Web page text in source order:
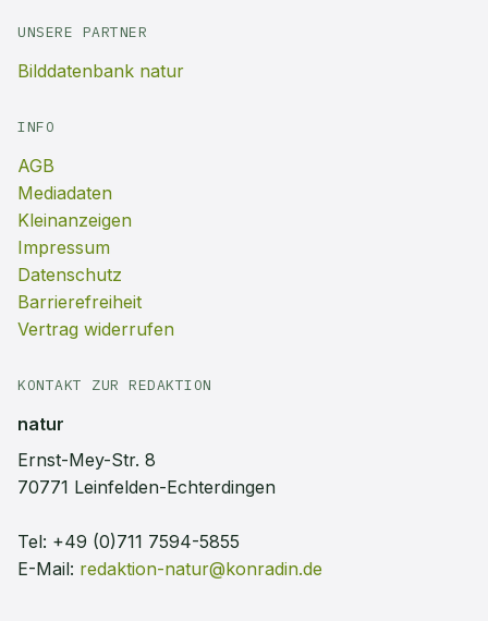
UNSERE PARTNER
Bilddatenbank natur
INFO
AGB
Mediadaten
Kleinanzeigen
Impressum
Datenschutz
Barrierefreiheit
Vertrag widerrufen
KONTAKT ZUR REDAKTION
natur
Ernst-Mey-Str. 8
70771 Leinfelden-Echterdingen
Tel: +49 (0)711 7594-5855
E-Mail: redaktion-natur@konradin.de